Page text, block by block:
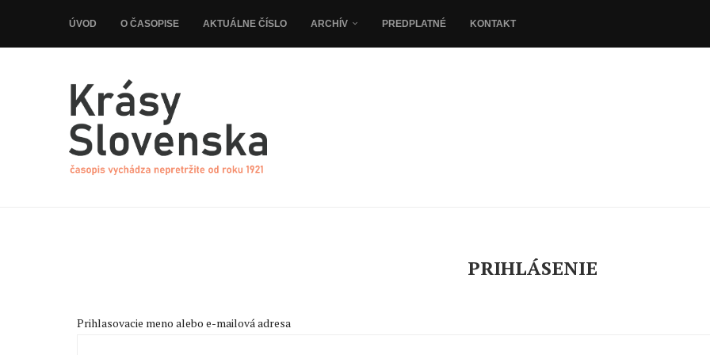
ÚVOD O ČASOPISE AKTUÁLNE ČÍSLO ARCHÍV PREDPLATNÉ KONTAKT
PRIHLÁSENIE
Prihlasovacie meno alebo e-mailová adresa